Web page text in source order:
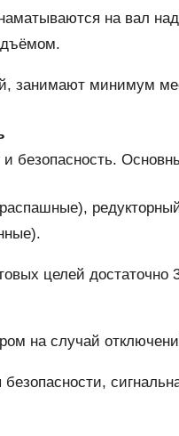
на вал
занимают минимум
безопасность.
целей достаточно
на случай